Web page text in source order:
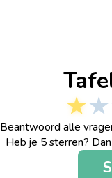
★★
Beantwoord alle
Heb je 5 sterren?